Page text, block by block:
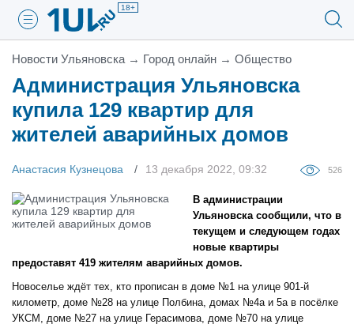
18+
Новости Ульяновска → Город онлайн → Общество
Администрация Ульяновска
купила 129 квартир для
жителей аварийных домов
Анастасия Кузнецова 13 декабря 2022, 09:32 526
В администрации
Ульяновска сообщили, что в
текущем и следующем годах
новые квартиры
предоставят 419 жителям аварийных домов.
Новоселье ждёт тех, кто прописан в доме №1 на улице 901-й
километр, доме №28 на улице Полбина, домах №4а и 5а в посёлке
УКСМ, доме №27 на улице Герасимова, доме №70 на улице